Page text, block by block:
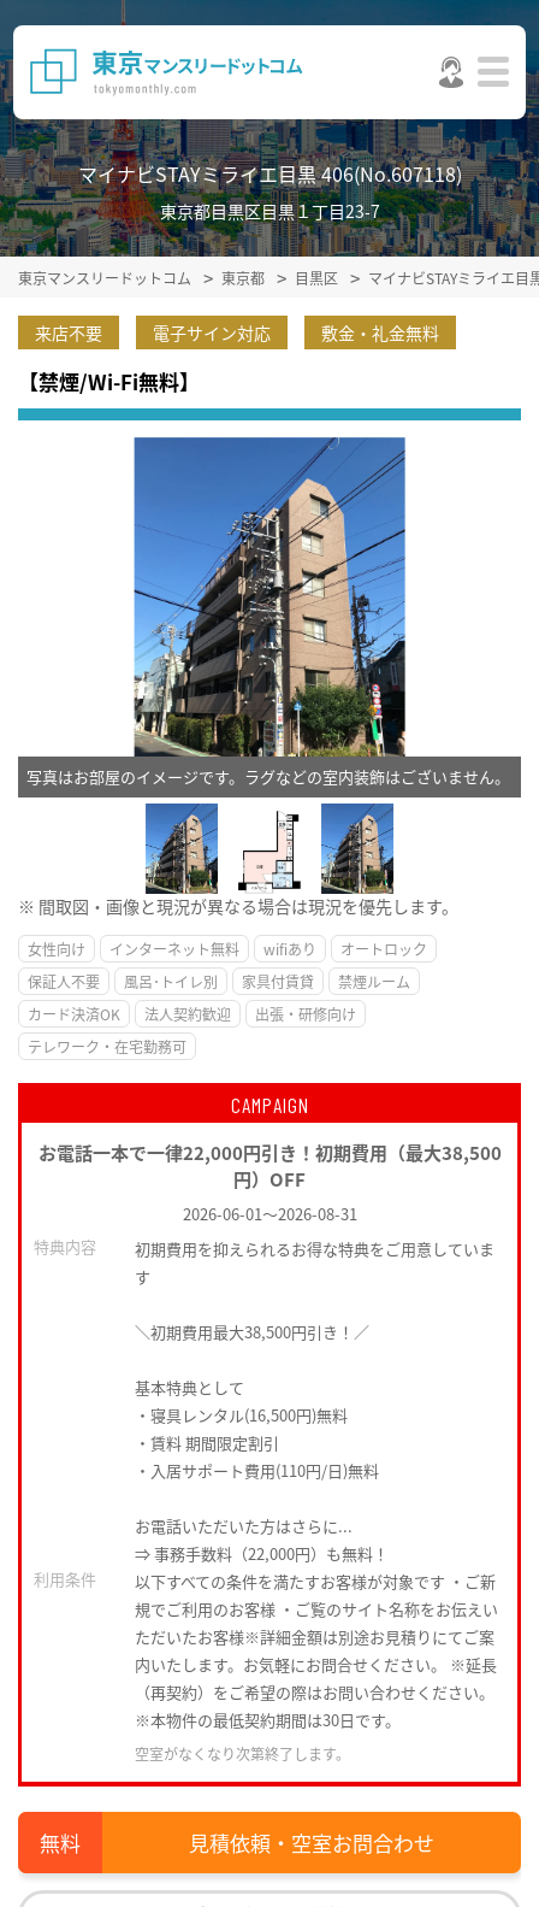
マイナビSTAYミライエ目黒 406(No.607118)
東京都目黒区目黒１丁目23-7
東京マンスリードットコム 東京都 目黒区 マイナビSTAYミライエ目
来店不要 電子サイン対応 敷金・礼金無料
【禁煙/Wi-Fi無料】
写真はお部屋のイメージです。ラグなどの室内装飾はございません。
※ 間取図・画像と現況が異なる場合は現況を優先します。
女性向け インターネット無料 wifiあり
オートロック
保証人不要
風呂･トイレ別 家具付賃貸
禁煙ルーム
カード決済OK
法人契約歓迎
出張・研修向け
テレワーク・在宅勤務可
CAMPAIGN
お電話一本で一律22,000円引き！初期費用（最大38,500
円）OFF
2026-06-01～2026-08-31
特典内容
初期費用を抑えられるお得な特典をご用意していま
す
＼初期費用最大38,500円引き！／
基本特典として
・寝具レンタル(16,500円)無料
・賃料 期間限定割引
・入居サポート費用(110円/日)無料
お電話いただいた方はさらに...
⇒ 事務手数料（22,000円）も無料！
利用条件
以下すべての条件を満たすお客様が対象です ・ご新
規でご利用のお客様 ・ご覧のサイト名称をお伝えい
ただいたお客様※詳細金額は別途お見積りにてご案
内いたします。お気軽にお問合せください。 ※延長
（再契約）をご希望の際はお問い合わせください。
※本物件の最低契約期間は30日です。
空室がなくなり次第終了します。
見積依頼・空室お問合わせ